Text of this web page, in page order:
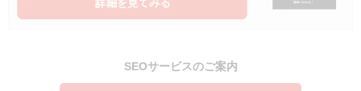
SEOサービスのご案内